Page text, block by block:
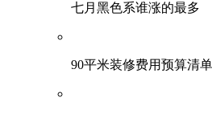
七月黑色系谁涨的最多
90平米装修费用预算清单